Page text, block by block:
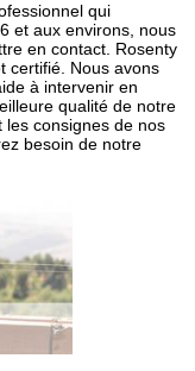
qui
et aux environs, nous
en contact. Rosenty
certifié. Nous avons
à intervenir en
qualité de notre
les consignes de nos
besoin de notre